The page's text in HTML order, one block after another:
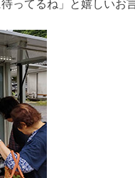
ってるね」と嬉しいお